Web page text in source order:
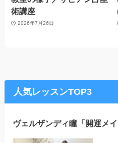
術講座
2026年7月26日
人気レッスンTOP3
ヴェルザンディ瞳「開運メイ